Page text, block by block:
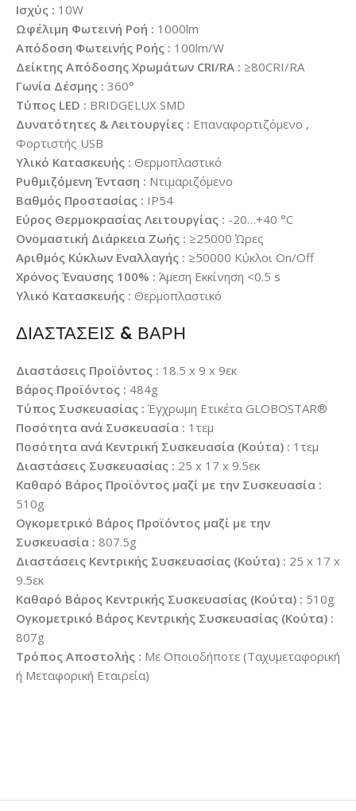
Ισχύς : 10W
Ωφέλιμη Φωτεινή Ροή : 1000lm
Απόδοση Φωτεινής Ροής : 100lm/W
Δείκτης Απόδοσης Χρωμάτων CRI/RA : ≥80CRI/RA
Γωνία Δέσμης : 360°
Τύπος LED : BRIDGELUX SMD
Δυνατότητες & Λειτουργίες : Επαναφορτιζόμενο ,
Φορτιστής USB
Υλικό Κατασκευής : Θερμοπλαστικό
Ρυθμιζόμενη Ένταση : Ντιμαριζόμενο
Βαθμός Προστασίας : IP54
Εύρος Θερμοκρασίας Λειτουργίας : -20…+40 °C
Ονομαστική Διάρκεια Ζωής : ≥25000 Ώρες
Αριθμός Κύκλων Εναλλαγής : ≥50000 Κύκλοι On/Off
Χρόνος Έναυσης 100% : Άμεση Εκκίνηση <0.5 s
Υλικό Κατασκευής : Θερμοπλαστικό
ΔΙΑΣΤΑΣΕΙΣ & ΒΑΡΗ
Διαστάσεις Προϊόντος : 18.5 x 9 x 9εκ
Βάρος Προϊόντος : 484g
Τύπος Συσκευασίας : Έγχρωμη Ετικέτα GLOBOSTAR®
Ποσότητα ανά Συσκευασία : 1τεμ
Ποσότητα ανά Κεντρική Συσκευασία (Κούτα) : 1τεμ
Διαστάσεις Συσκευασίας : 25 x 17 x 9.5εκ
Καθαρό Βάρος Προϊόντος μαζί με την Συσκευασία :
510g
Ογκομετρικό Βάρος Προϊόντος μαζί με την
Συσκευασία : 807.5g
Διαστάσεις Κεντρικής Συσκευασίας (Κούτα) : 25 x 17 x
9.5εκ
Καθαρό Βάρος Κεντρικής Συσκευασίας (Κούτα) : 510g
Ογκομετρικό Βάρος Κεντρικής Συσκευασίας (Κούτα) :
807g
Τρόπος Αποστολής : Με Οποιοδήποτε (Ταχυμεταφορική
ή Μεταφορική Εταιρεία)